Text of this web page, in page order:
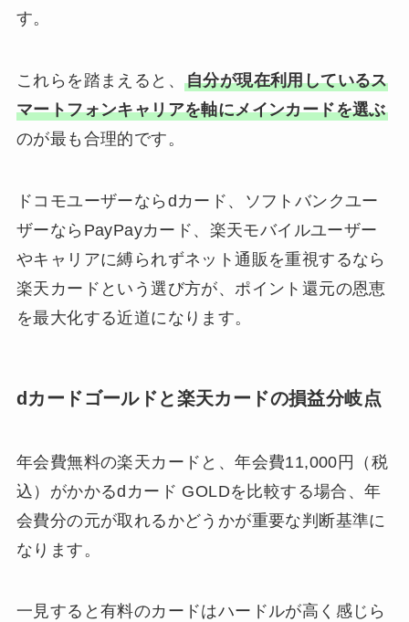
す。
これらを踏まえると、 自分が現在利用しているス
マートフォンキャリアを軸にメインカードを選ぶ
のが最も合理的です。
ドコモユーザーならdカード、ソフトバンクユー
ザーならPayPayカード、楽天モバイルユーザー
やキャリアに縛られずネット通販を重視するなら
楽天カードという選び方が、ポイント還元の恩恵
を最大化する近道になります。
dカードゴールドと楽天カードの損益分岐点
年会費無料の楽天カードと、年会費11,000円（税
込）がかかるdカード GOLDを比較する場合、年
会費分の元が取れるかどうかが重要な判断基準に
なります。
一見すると有料のカードはハードルが高く感じら